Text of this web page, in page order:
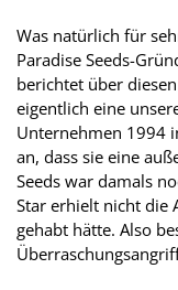
Was natürlich für
Paradise Seeds-
berichtet über
eigentlich eine
Unternehmen 1994
an, dass sie eine
Seeds war damals
Star erhielt nicht die
gehabt hätte. Also